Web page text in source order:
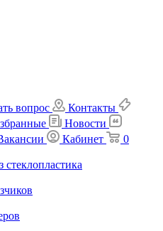
вопрос
Контакты
Новости
Кабинет
0